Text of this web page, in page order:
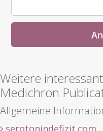
Weitere
Medichron
Allgemeine
serotonindefizit.com